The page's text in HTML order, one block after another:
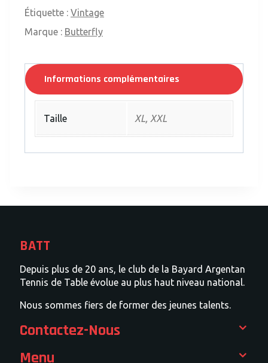
Étiquette : Vintage
Marque : Butterfly
Informations complémentaires
Taille XL, XXL
BATT
Depuis plus de 20 ans, le club de la Bayard Argentan
Tennis de Table évolue au plus haut niveau national.
Nous sommes fiers de former des jeunes talents.
Contactez-Nous
Menu